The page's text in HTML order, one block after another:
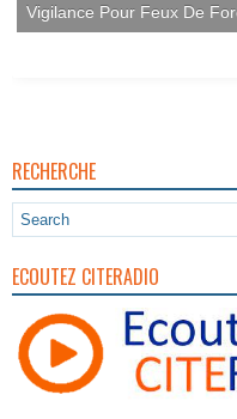
RECHERCHE
ECOUTEZ CITERADIO